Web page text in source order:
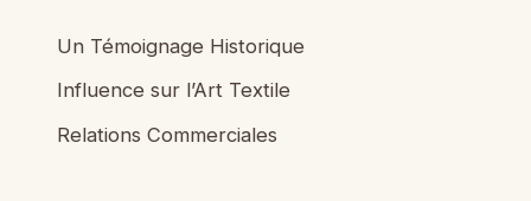
Un Témoignage Historique
Influence sur l’Art Textile
Relations Commerciales